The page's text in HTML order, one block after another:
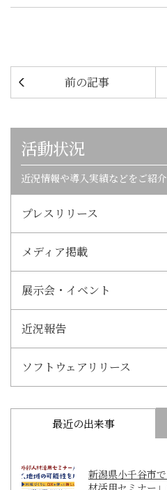
前の記事
活動状況
近況情報や導入実績などをご紹
プレスリリース
メディア掲載
展示会・イベント
近況報告
ソフトウェアリリース
最近の出来事
新潟県小千谷市
材活用セミナー